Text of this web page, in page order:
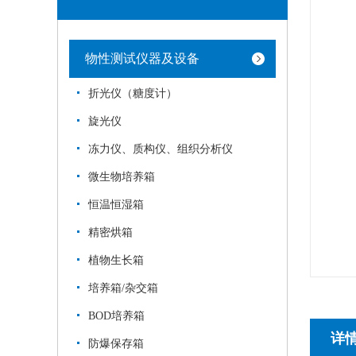
物性测试仪器及设备
折光仪（糖度计）
旋光仪
冻力仪、质构仪、组织分析仪
微生物培养箱
恒温恒湿箱
精密烘箱
植物生长箱
培养箱/杂交箱
BOD培养箱
防爆保存箱 详